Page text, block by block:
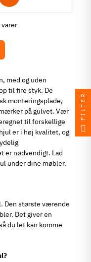
med og uden
til fire styk. De
monteringsplade,
på gulvet. Vær
til forskellige
er i høj kvalitet, og
er nødvendigt. Lad
under dine møbler.
Den største værende
Det giver en
du let kan komme
FILTER